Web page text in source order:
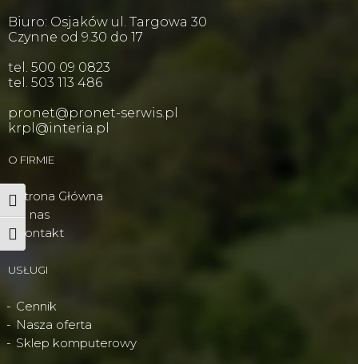
Wysoki kontrast
Powiększ tekst
Biuro: Osjaków ul. Targowa 30
Czynne od 9.30 do 17
tel. 500 09 0823
tel. 503 113 486
pronet@pronet-serwis.pl
krpl@interia.pl
O FIRMIE
Strona Główna
O nas
Kontakt
USŁUGI
Cennik
Nasza oferta
Sklep komputerowy